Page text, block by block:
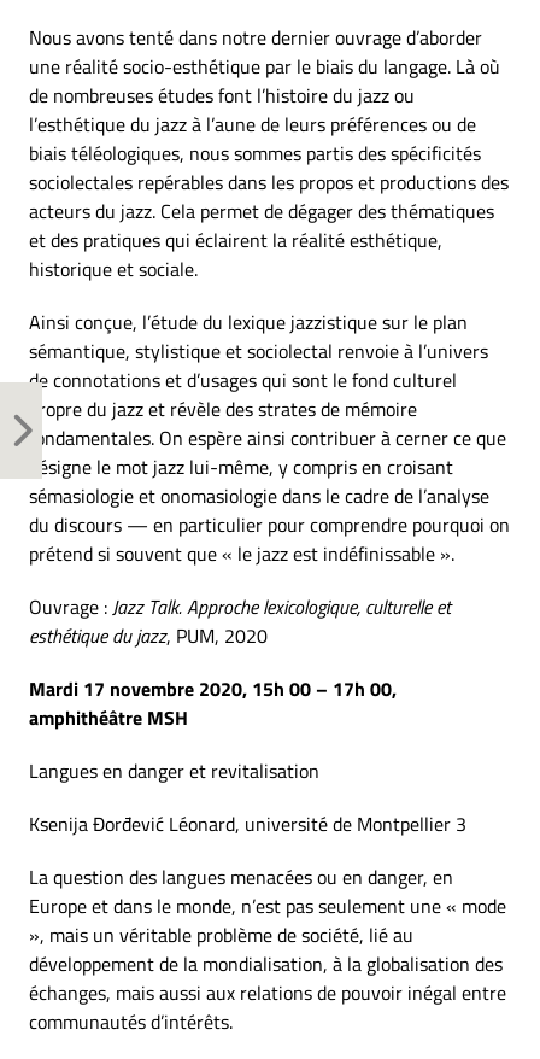
Nous avons tenté dans notre dernier ouvrage d’aborder
une réalité socio-esthétique par le biais du langage. Là où
de nombreuses études font l’histoire du jazz ou
l’esthétique du jazz à l’aune de leurs préférences ou de
biais téléologiques, nous sommes partis des spécificités
sociolectales repérables dans les propos et productions des
acteurs du jazz. Cela permet de dégager des thématiques
et des pratiques qui éclairent la réalité esthétique,
historique et sociale.
Ainsi conçue, l’étude du lexique jazzistique sur le plan
sémantique, stylistique et sociolectal renvoie à l’univers
de connotations et d’usages qui sont le fond culturel
propre du jazz et révèle des strates de mémoire
fondamentales. On espère ainsi contribuer à cerner ce que
désigne le mot jazz lui-même, y compris en croisant
sémasiologie et onomasiologie dans le cadre de l’analyse
du discours — en particulier pour comprendre pourquoi on
prétend si souvent que « le jazz est indéfinissable ».
Ouvrage :Jazz Talk. Approche lexicologique, culturelle et
esthétique du jazz, PUM, 2020
Mardi 17 novembre 2020, 15h 00 – 17h 00,
amphithéâtre MSH
Langues en danger et revitalisation
Ksenija Ðorđević Léonard, université de Montpellier 3
La question des langues menacées ou en danger, en
Europe et dans le monde, n’est pas seulement une « mode
», mais un véritable problème de société, lié au
développement de la mondialisation, à la globalisation des
échanges, mais aussi aux relations de pouvoir inégal entre
communautés d’intérêts.